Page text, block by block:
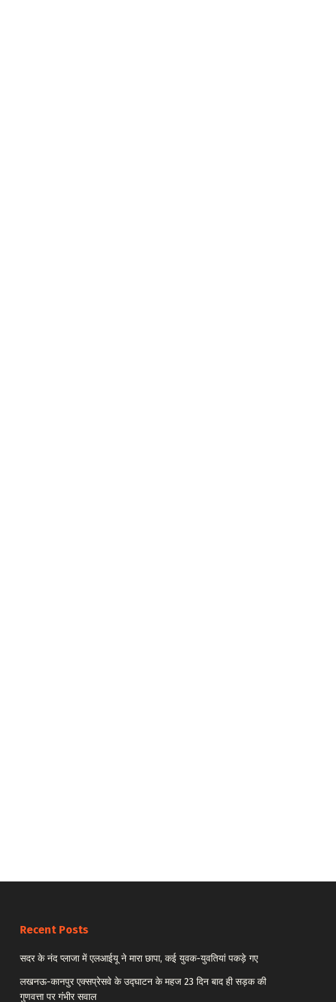
Recent Posts
सदर के नंद प्लाजा में एलआईयू ने मारा छापा, कई युवक-युवतियां पकड़े गए
लखनऊ-कानपुर एक्सप्रेसवे के उद्घाटन के महज 23 दिन बाद ही सड़क की
गुणवत्ता पर गंभीर सवाल